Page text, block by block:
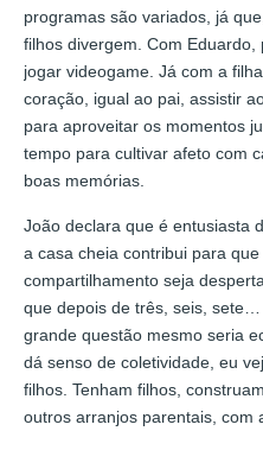
programas são variados, já
filhos divergem. Com
jogar videogame. Já com a
coração, igual ao pai, assistir
para aproveitar os momentos
tempo para cultivar afeto com
boas memórias.
João declara que é entusiasta
a casa cheia contribui para
compartilhamento seja
que depois de três, seis,
grande questão mesmo seria
dá senso de coletividade, eu
filhos. Tenham filhos,
outros arranjos parentais, com